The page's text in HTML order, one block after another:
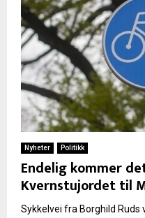
Nyheter Politikk
Endelig kommer
Kvernstujordet til
Sykkelvei fra Borghild